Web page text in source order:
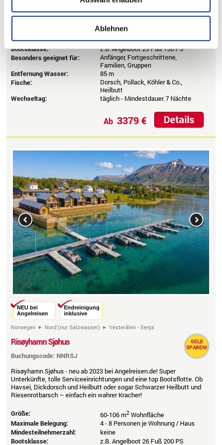
Ablehnen
Angelreise nach Norwegen besonders attraktiv.
6 Personen je Wohnung / Haus
Mindesteilnehmerzahl:
keine
Bootsklasse:
z.B. Angelboot 23 Fuß 150 PS
Besonders geeignet für:
Anfänger, Fortgeschrittene,
Familien, Gruppen
Entfernung Wasser:
85 m
Fische:
Dorsch, Pollack, Köhler & Co.,
Heilbutt
Wechseltag:
täglich - Mindestdauer: 7 Nächte
Details
Ab3379 €
Previous Next
NEU bei
Angelreisen
Endreinigung
inklusive
Norwegen Nord (nur Salzwasser) Vesterålen - Senja
GELD
SPAREN!
Risøyhamn Sjøhus
Buchungscode: NNRSJ
Risøyhamn Sjøhus - neu ab 2023 bei Angelreisen.de! Super
Unterkünfte, tolle Serviceeinrichtungen und eine top Bootsflotte. Ob
Havsei, Dickdorsch und Heilbutt oder sogar Schwarzer Heilbutt und
Riesenrotbarsch – einfach ein wahrer Kracher!
Größe: 60-106 m2Wohnfläche
Maximale Belegung:
4 - 8 Personen je Wohnung / Haus
Mindesteilnehmerzahl:
keine
Bootsklasse:
z.B. Angelboot 26 Fuß 200 PS